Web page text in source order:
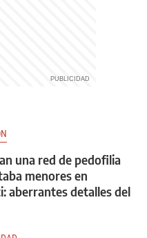
una red de pedofilia
menores en
aberrantes detalles del